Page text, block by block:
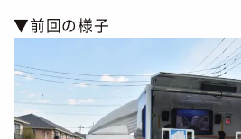
▼前回の様子